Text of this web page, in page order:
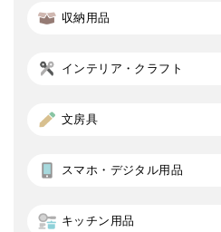
収納用品
インテリア・クラフト
文房具
スマホ・デジタル用品
キッチン用品